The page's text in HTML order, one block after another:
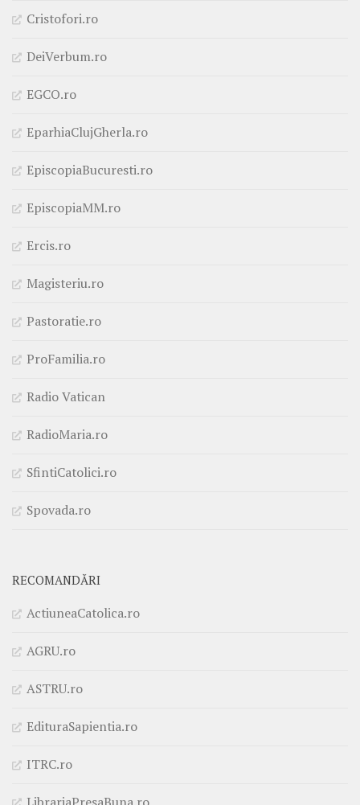
Cristofori.ro
DeiVerbum.ro
EGCO.ro
EparhiaClujGherla.ro
EpiscopiaBucuresti.ro
EpiscopiaMM.ro
Ercis.ro
Magisteriu.ro
Pastoratie.ro
ProFamilia.ro
Radio Vatican
RadioMaria.ro
SfintiCatolici.ro
Spovada.ro
RECOMANDĂRI
ActiuneaCatolica.ro
AGRU.ro
ASTRU.ro
EdituraSapientia.ro
ITRC.ro